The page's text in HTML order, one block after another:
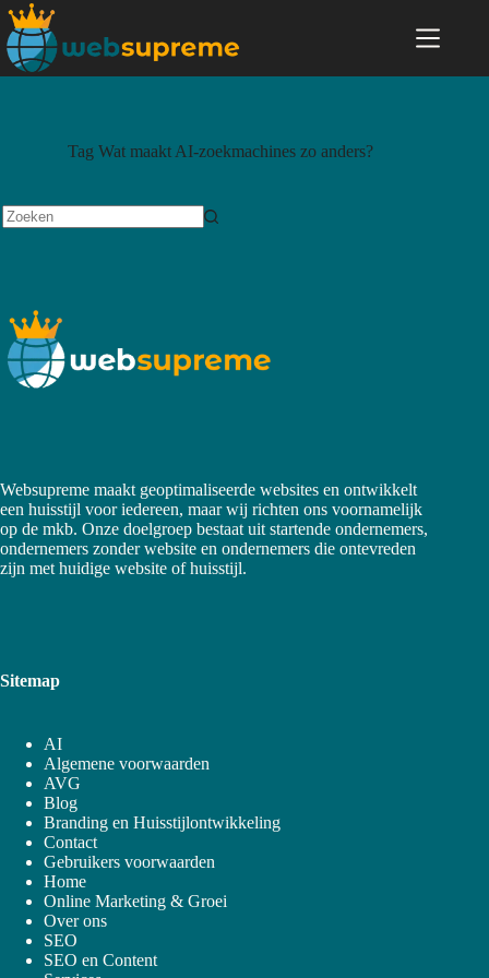
Tag Wat maakt AI-zoekmachines zo anders?
Websupreme maakt geoptimaliseerde websites en ontwikkelt
een huisstijl voor iedereen, maar wij richten ons voornamelijk
op de mkb. Onze doelgroep bestaat uit startende ondernemers,
ondernemers zonder website en ondernemers die ontevreden
zijn met huidige website of huisstijl.
Sitemap
AI
Algemene voorwaarden
AVG
Blog
Branding en Huisstijlontwikkeling
Contact
Gebruikers voorwaarden
Home
Online Marketing & Groei
Over ons
SEO
SEO en Content